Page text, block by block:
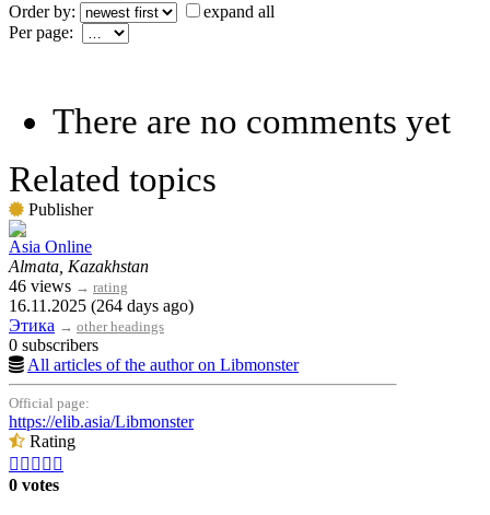
Order by:
expand all
Per page:
There are no comments yet
Related topics
Publisher
Asia Online
Almata, Kazakhstan
46 views → rating
16.11.2025 (264 days ago)
Этика → other headings
0 subscribers
All articles of the author on Libmonster
Official page:
https://elib.asia/Libmonster
Rating
    
0 votes